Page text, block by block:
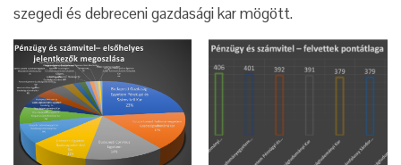
szegedi és debreceni gazdasági kar mögött.